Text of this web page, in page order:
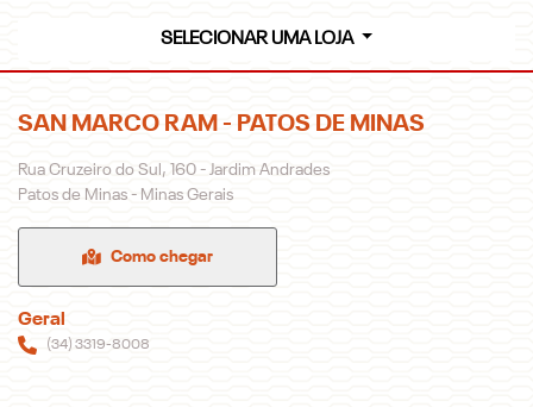
SELECIONAR UMA LOJA
SAN MARCO RAM - PATOS DE MINAS
Rua Cruzeiro do Sul, 160 - Jardim Andrades
Patos de Minas - Minas Gerais
Como chegar
Geral
(34) 3319-8008